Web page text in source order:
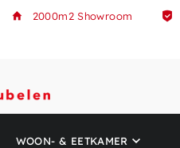
2000m2 Showroom
WOON- & EETKAMER